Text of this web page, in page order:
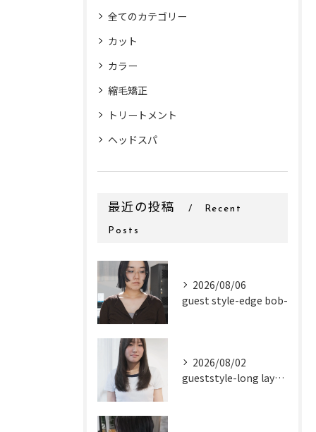
全てのカテゴリー
カット
カラー
縮毛矯正
トリートメント
ヘッドスパ
最近の投稿 Recent
Posts
2026/08/06
guest style-edge bob-
2026/08/02
gueststyle-long layer-